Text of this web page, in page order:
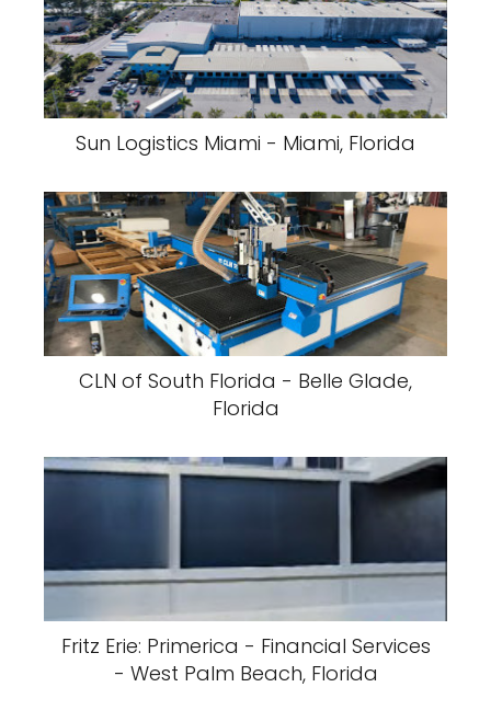
Sun Logistics Miami - Miami, Florida
CLN of South Florida - Belle Glade,
Florida
Fritz Erie: Primerica - Financial Services
- West Palm Beach, Florida